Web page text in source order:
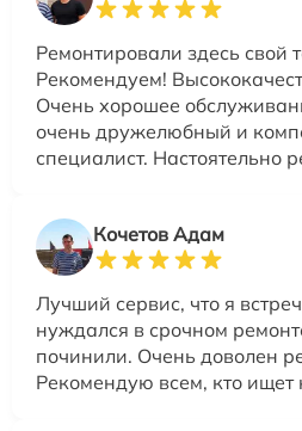
Ремонтировали здесь свой
Рекомендуем!
Очень хорошее
очень дружелюбный и
специалист. Настоятельно
Кочетов Адам
Лучший сервис, что я
нуждался в срочном
починили. Очень доволен
Рекомендую всем, кто